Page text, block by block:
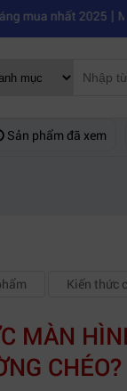
2025|Mách bạn kinh
Sản phẩm đã xem
Kiến thức
MÀN
CHÉO?